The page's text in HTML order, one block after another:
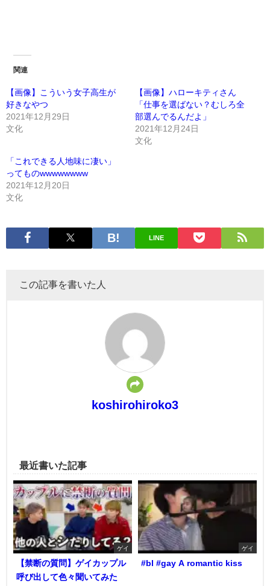
関連
【画像】こういう女子高生が
好きなやつ
2021年12月29日
文化
【画像】ハローキティさん
「仕事を選ばない？むしろ全
部選んでるんだよ」
2021年12月24日
文化
「これできる人地味に凄い」
ってものwwwwwwww
2021年12月20日
文化
LINE
この記事を書いた人
koshirohiroko3
最近書いた記事
ゲイ
【禁断の質問】ゲイカップル
呼び出して色々聞いてみた
ゲイ
#bl #gay A romantic kiss